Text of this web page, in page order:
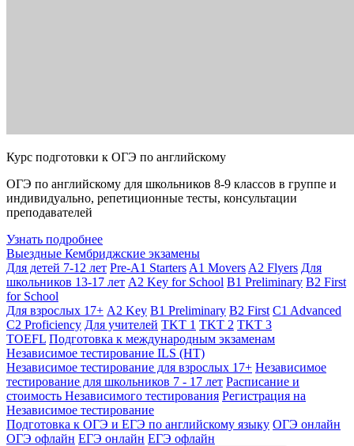
Курс подготовки к ОГЭ по английскому
ОГЭ по английскому для школьников 8-9 классов в группе и
индивидуально, репетиционные тесты, консультации
преподавателей
Узнать подробнее
Выездные Кембриджские экзамены
Для детей 7-12 лет Pre-A1 Starters A1 Movers A2 Flyers Для
школьников 13-17 лет A2 Key for School B1 Preliminary B2 First
for School
Для взрослых 17+ A2 Key B1 Preliminary B2 First C1 Advanced
C2 Proficiency Для учителей TKT 1 TKT 2 TKT 3
TOEFL Подготовка к международным экзаменам
Независимое тестирование ILS (НТ)
Независимое тестирование для взрослых 17+ Независимое
тестирование для школьников 7 - 17 лет Расписание и
стоимость Независимого тестирования Регистрация на
Независимое тестирование
Подготовка к ОГЭ и ЕГЭ по английскому языку ОГЭ онлайн
ОГЭ офлайн ЕГЭ онлайн ЕГЭ офлайн